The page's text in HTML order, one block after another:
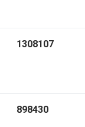
1308107
898430